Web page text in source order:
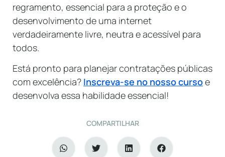
regramento, essencial para a proteção e o
desenvolvimento de uma internet
verdadeiramente livre, neutra e acessível para
todos.
Está pronto para planejar contratações públicas
com excelência? Inscreva-se no nosso cursoe
desenvolva essa habilidade essencial!
COMPARTILHAR